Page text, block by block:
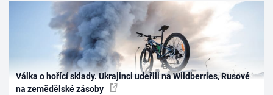
Válka o hořící sklady. Ukrajinci udeřili na Wildberries, Rusové
na zemědělské zásoby